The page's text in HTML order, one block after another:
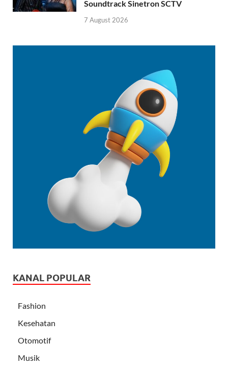
Soundtrack Sinetron SCTV
7 August 2026
KANAL POPULAR
Fashion
Kesehatan
Otomotif
Musik